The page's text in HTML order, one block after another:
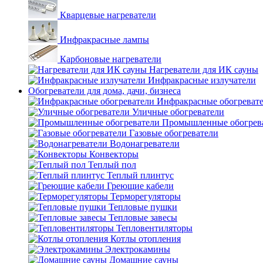
Кварцевые нагреватели
Инфракрасные лампы
Карбоновые нагреватели
Нагреватели для ИК сауны
Инфракрасные излучатели
Обогреватели для дома, дачи, бизнеса
Инфракрасные
Уличные обогреватели
Промышленные
Газовые обогреватели
Водонагреватели
Конвекторы
Теплый пол
Теплый плинтус
Греющие кабели
Терморегуляторы
Тепловые пушки
Тепловые завесы
Тепловентиляторы
Котлы отопления
Электрокамины
Домашние сауны